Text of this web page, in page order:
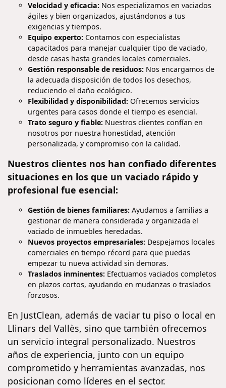
Velocidad y eficacia: Nos especializamos en vaciados
ágiles y bien organizados, ajustándonos a tus
exigencias y tiempos.
Equipo experto: Contamos con especialistas
capacitados para manejar cualquier tipo de vaciado,
desde casas hasta grandes locales comerciales.
Gestión responsable de residuos: Nos encargamos de
la adecuada disposición de todos los desechos,
reduciendo el daño ecológico.
Flexibilidad y disponibilidad: Ofrecemos servicios
urgentes para casos donde el tiempo es esencial.
Trato seguro y fiable: Nuestros clientes confían en
nosotros por nuestra honestidad, atención
personalizada, y compromiso con la calidad.
Nuestros clientes nos han confiado diferentes
situaciones en los que un vaciado rápido y
profesional fue esencial:
Gestión de bienes familiares: Ayudamos a familias a
gestionar de manera considerada y organizada el
vaciado de inmuebles heredadas.
Nuevos proyectos empresariales: Despejamos locales
comerciales en tiempo récord para que puedas
empezar tu nueva actividad sin demoras.
Traslados inminentes: Efectuamos vaciados completos
en plazos cortos, ayudando en mudanzas o traslados
forzosos.
En JustClean, además de vaciar tu piso o local en
Llinars del Vallès, sino que también ofrecemos
un servicio integral personalizado. Nuestros
años de experiencia, junto con un equipo
comprometido y herramientas avanzadas, nos
posicionan como líderes en el sector.